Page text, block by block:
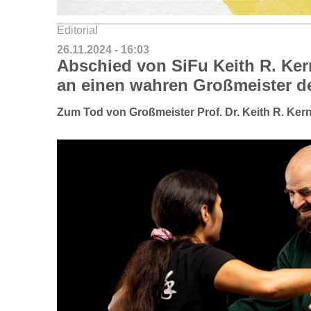
Editorial
26.11.2024 - 16:03
Abschied von SiFu Keith R.
an einen wahren Großmeister
Zum Tod von Großmeister Prof. Dr. Keith R.